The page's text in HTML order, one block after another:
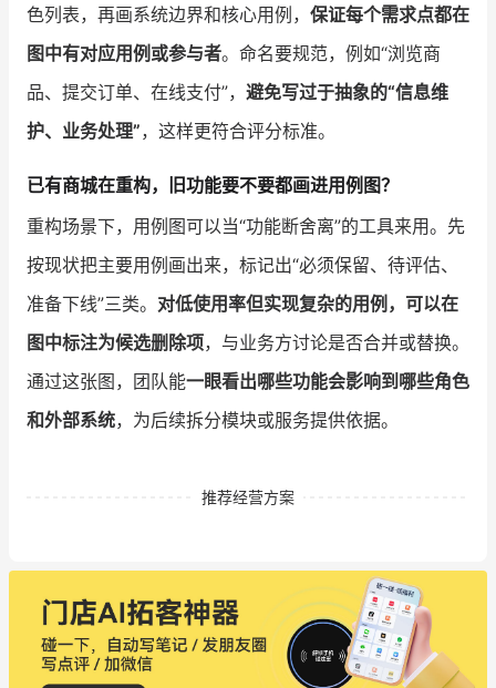
色列表，再画系统边界和核心用例， 保证每个需求点都在
图中有对应用例或参与者。命名要规范，例如“浏览商
品、提交订单、在线支付”， 避免写过于抽象的“信息维
护、业务处理”，这样更符合评分标准。
已有商城在重构，旧功能要不要都画进用例图？
重构场景下，用例图可以当“功能断舍离”的工具来用。先
按现状把主要用例画出来，标记出“必须保留、待评估、
准备下线”三类。 对低使用率但实现复杂的用例，可以在
图中标注为候选删除项，与业务方讨论是否合并或替换。
通过这张图，团队能一眼看出哪些功能会影响到哪些角色
和外部系统，为后续拆分模块或服务提供依据。
推荐经营方案